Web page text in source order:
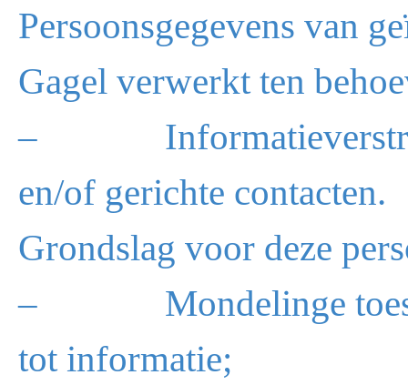
Persoonsgegevens van
Gagel verwerkt ten
–
en/of gerichte contacten.
Grondslag voor deze
– Mondelinge
tot informatie;